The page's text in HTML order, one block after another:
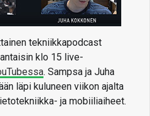
tekniikkapodcast
klo 15 live-
. Sampsa ja Juha
läpi kuluneen viikon ajalta
ja mobiiliaiheet.